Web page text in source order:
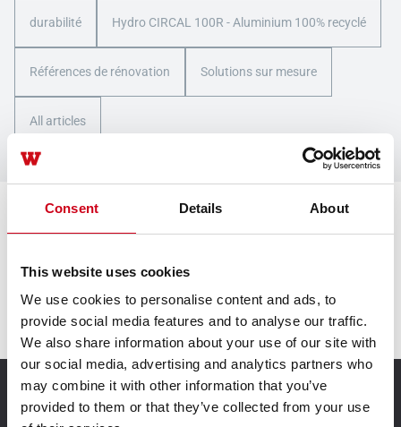
Consent Details About
This website uses cookies
We use cookies to personalise content and ads, to
provide social media features and to analyse our traffic.
We also share information about your use of our site with
our social media, advertising and analytics partners who
may combine it with other information that you’ve
provided to them or that they’ve collected from your use
durabilité Hydro CIRCAL 100R - Aluminium 100% recyclé
Références de rénovation Solutions sur mesure
All articles
Nous sommes là pour vous
Contactez-nous
La technologie de vos idées. |